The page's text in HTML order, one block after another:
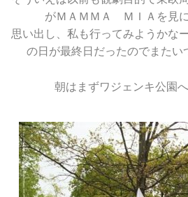
がＭＡＭＭＡ ＭＩＡを見
思い出し、私も行ってみようかな
の日が最終日だったのでまたい
朝はまずワジェンキ公園